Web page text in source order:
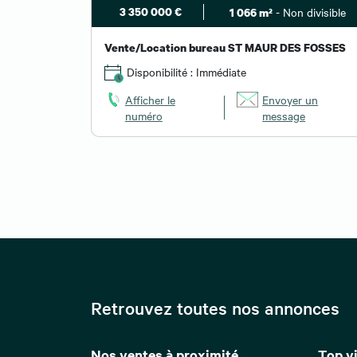
3 350 000 € 1 066 m² - Non divisible
Vente/Location bureau ST MAUR DES FOSSES
Disponibilité : Immédiate
Afficher le
numéro
Envoyer un
message
Retrouvez toutes nos annonces